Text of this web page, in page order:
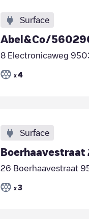
Surface
Abel&Co/
8 Electronicaweg
x 4
Surface
Boerhaavestraat
26 Boerhaavestraat
x 3